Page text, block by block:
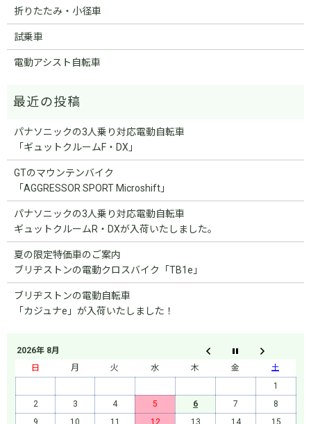
折りたたみ・小径車
試乗車
電動アシスト自転車
パナソニックの3人乗り対応電動自転車
「ギュットクルームF・DX」
GTのマウンテンバイク
「AGGRESSOR SPORT Microshift」
パナソニックの3人乗り対応電動自転車
ギュットクルームR・DXが入荷いたしました。
夏の限定特価車のご案内
ブリヂストンの電動クロスバイク「TB1e」
ブリヂストンの電動自転車
「カジュナe」が入荷いたしました！
2026年 8月
日
月 火 水 木 金
土
1
2
3 4 5 6 7
8